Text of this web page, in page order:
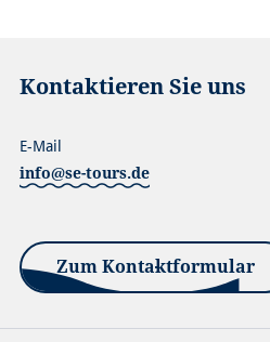
Kontaktieren Sie uns
info@se-tours.de
E-Mail
Zum Kontaktformular